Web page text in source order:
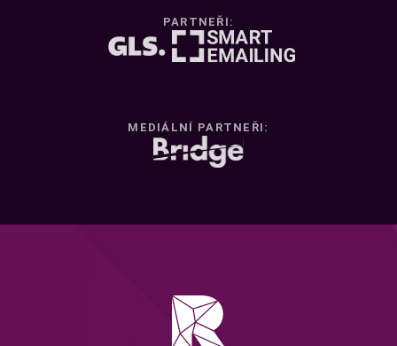
PARTNEŘI:
MEDIÁLNÍ PARTNEŘI: